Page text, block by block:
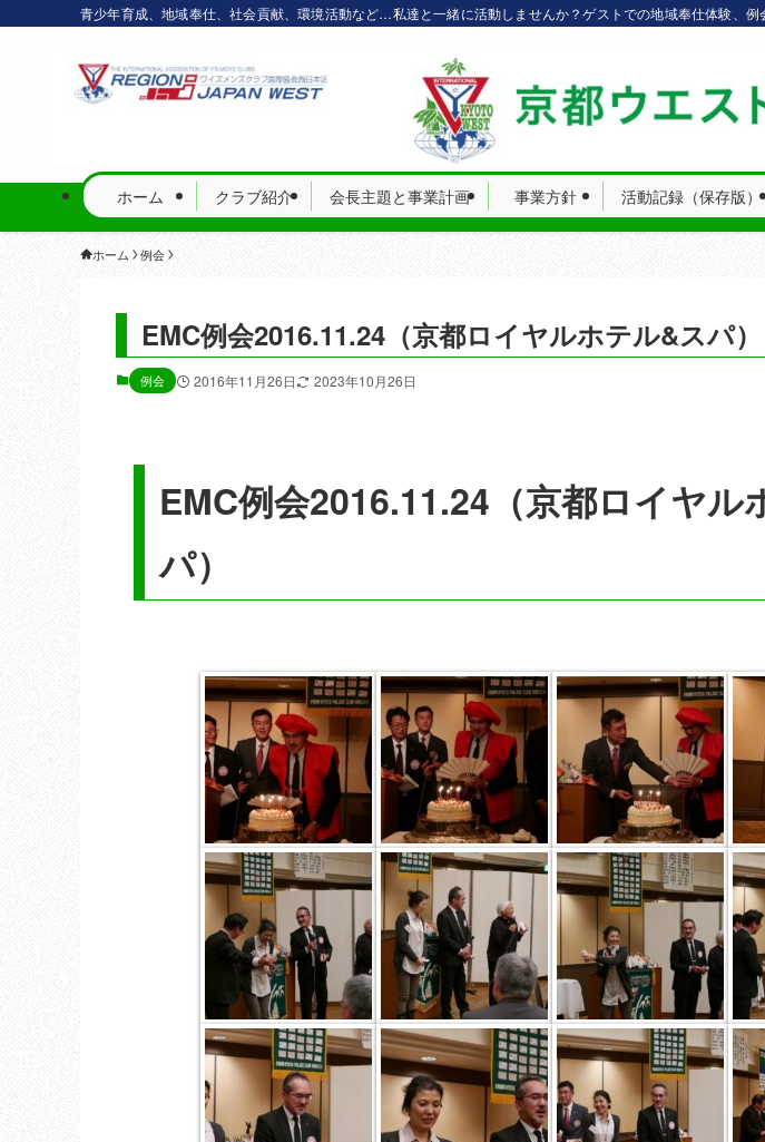
青少年育成、地域奉仕、社会貢献、環境活動など…私達と一緒に活動しませんか？ゲストでの地域奉仕体験、例
ホーム クラブ紹介 会長主題と事業計画 事業方針 活動記録（保存版）
ホーム 例会
EMC例会2016.11.24（京都ロイヤルホテル&スパ）
例会 2016年11月26日 2023年10月26日
EMC例会2016.11.24（京都ロイヤル
パ）